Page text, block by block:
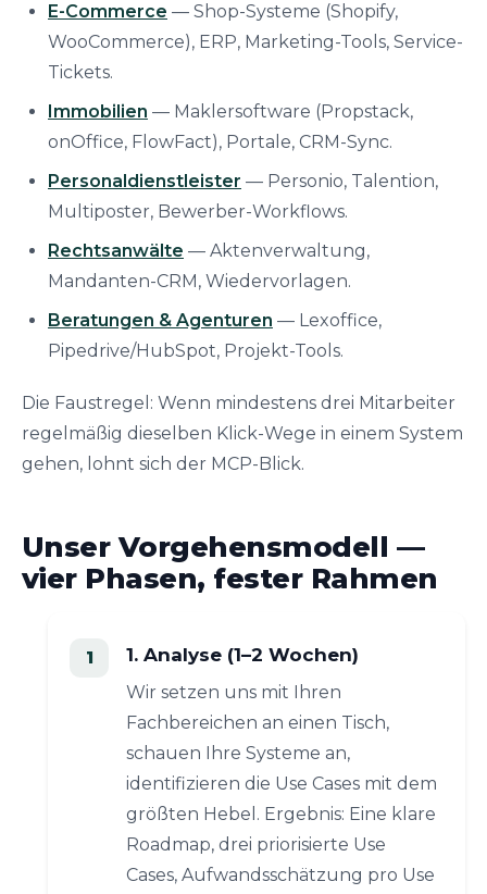
E-Commerce — Shop-Systeme (Shopify,
WooCommerce), ERP, Marketing-Tools, Service-
Tickets.
Immobilien — Maklersoftware (Propstack,
onOffice, FlowFact), Portale, CRM-Sync.
Personaldienstleister — Personio, Talention,
Multiposter, Bewerber-Workflows.
Rechtsanwälte — Aktenverwaltung,
Mandanten-CRM, Wiedervorlagen.
Beratungen & Agenturen — Lexoffice,
Pipedrive/HubSpot, Projekt-Tools.
Die Faustregel: Wenn mindestens drei Mitarbeiter
regelmäßig dieselben Klick-Wege in einem System
gehen, lohnt sich der MCP-Blick.
Unser Vorgehensmodell —
vier Phasen, fester Rahmen
1. Analyse (1–2 Wochen)
Wir setzen uns mit Ihren
Fachbereichen an einen Tisch,
schauen Ihre Systeme an,
identifizieren die Use Cases mit dem
größten Hebel. Ergebnis: Eine klare
Roadmap, drei priorisierte Use
Cases, Aufwandsschätzung pro Use